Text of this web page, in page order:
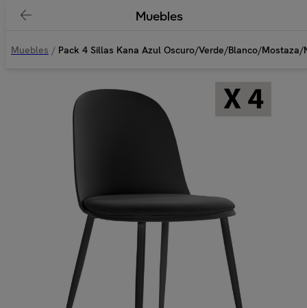
Muebles
Muebles / Pack 4 Sillas Kana Azul Oscuro/Verde/Blanco/Mostaza/